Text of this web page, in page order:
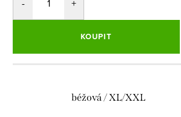
KOUPIT
béžová / XL/XXL